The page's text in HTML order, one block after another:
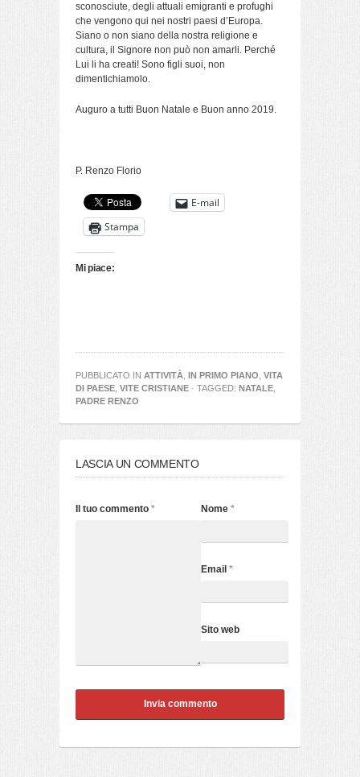
sconosciute, degli attuali emigranti e profughi
che vengono qui nei nostri paesi d’Europa.
Siano o non siano della nostra religione e
cultura, il Signore non può non amarli. Perché
Lui li ha creati! Sono figli suoi, non
dimentichiamolo.
Auguro a tutti Buon Natale e Buon anno 2019.
P. Renzo Florio
E-mail
Stampa
Mi piace:
PUBBLICATO IN ATTIVITÀ IN PRIMO PIANO VITA
DI PAESE VITE CRISTIANE · TAGGED: NATALE
PADRE RENZO
LASCIA UN COMMENTO
Nome*
Email*
Sito web
Il tuo commento *